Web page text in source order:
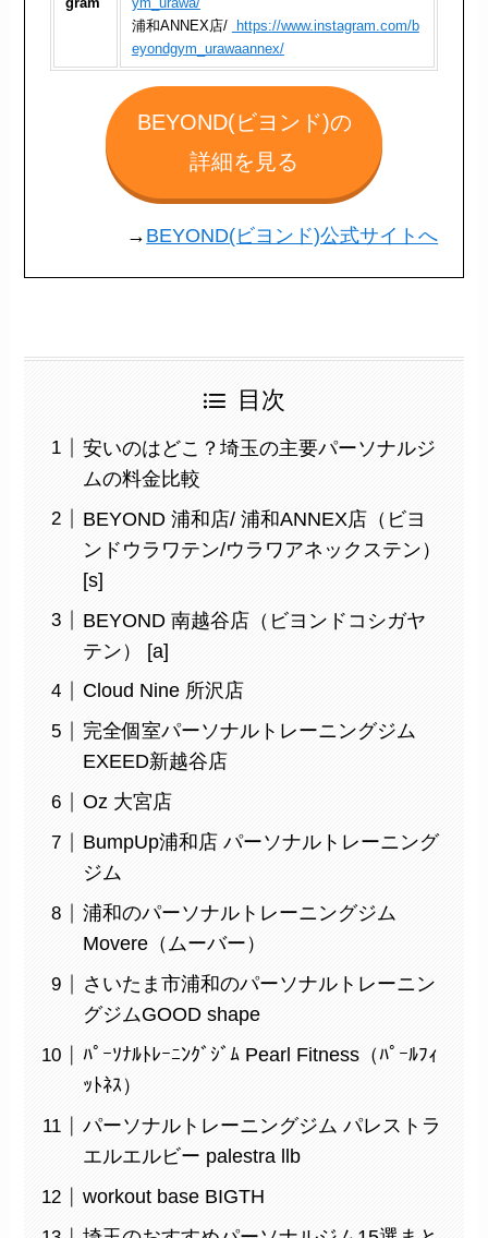
浦和ANNEX店/
https://www.instagram.com/b
eyondgym_urawaannex/
BEYOND(ビヨンド)の
詳細を見る
→ BEYOND(ビヨンド)公式サイトへ
目次
安いのはどこ？埼玉の主要パーソナルジ
ムの料金比較
BEYOND 浦和店/ 浦和ANNEX店（ビヨ
ンドウラワテン/ウラワアネックステン）
[s]
BEYOND 南越谷店（ビヨンドコシガヤ
テン） [a]
Cloud Nine 所沢店
完全個室パーソナルトレーニングジム
EXEED新越谷店
Oz 大宮店
BumpUp浦和店 パーソナルトレーニング
ジム
浦和のパーソナルトレーニングジム
Movere（ムーバー）
さいたま市浦和のパーソナルトレーニン
グジムGOOD shape
ﾊﾟｰｿﾅﾙﾄﾚｰﾆﾝｸﾞｼﾞﾑ Pearl Fitness（ﾊﾟｰﾙﾌｨ
ｯﾄﾈｽ）
パーソナルトレーニングジム パレストラ
エルエルビー palestra llb
workout base BIGTH